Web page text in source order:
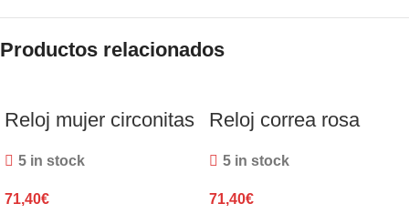
Productos relacionados
Reloj mujer circonitas
5 in stock
71,40€
Reloj correa rosa
5 in stock
71,40€